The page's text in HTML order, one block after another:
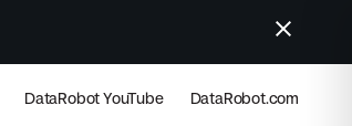
DataRobot YouTube DataRobot.com